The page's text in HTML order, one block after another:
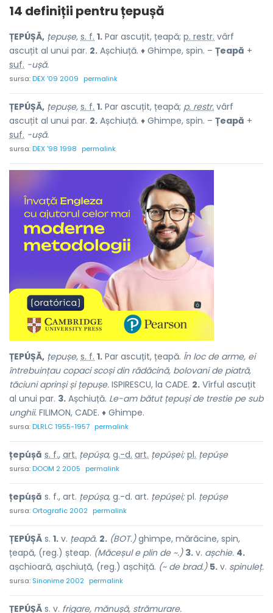
14 definiții pentruțepușă
ȚEPÚȘĂ, țepușe, s. f. 1. Par ascuțit, țeapă; p. restr. vârf
ascuțit al unui par. 2. Așchiuță. ♦ Ghimpe, spin. – Țeapă +
suf. -ușă.
sursa:DEX '09 2009 permalink
ȚEPÚȘĂ, țepușe, s. f. 1. Par ascuțit, țeapă; p. restr. vârf
ascuțit al unui par. 2. Așchiuță. ♦ Ghimpe, spin. – Țeapă +
suf. -ușă.
sursa:DEX '98 1998 permalink
ȚEPÚȘĂ, țepușe, s. f. 1. Par ascuțit, țeapă. În loc de arme, ei
întrebuințau copaci scoși din rădăcină, bolovani de piatră,
tăciuni aprinși și țepușe. ISPIRESCU, la CADE. 2. Vîrful ascuțit
al unui par. 3. Așchiuță. Le-am bătut țepuși de trestie pe sub
unghii. FILIMON, CADE. ♦ Ghimpe.
sursa:DLRLC 1955-1957 permalink
țepúșă s. f., art. țepúșa, g.-d. art. țepúșei; pl. țepúșe
sursa:DOOM 2 2005 permalink
țepúșă s. f., art. țepúșa, g.-d. art. țepúșei;pl. țepúșe
sursa: Ortografic 2002 permalink
ȚEPÚȘĂ s. 1. v. țeapă. 2. (BOT.)ghimpe, mărăcine, spin,
țeapă, (reg.) șteap. (Măceșul e plin de ~.) 3. v. așchie. 4.
așchioară, așchiuță, (reg.) așchiță. (~ de brad.) 5. v. spinuleț.
sursa: Sinonime 2002 permalink
ȚEPÚȘĂ s. v. frigare, mănușă, strămurare.